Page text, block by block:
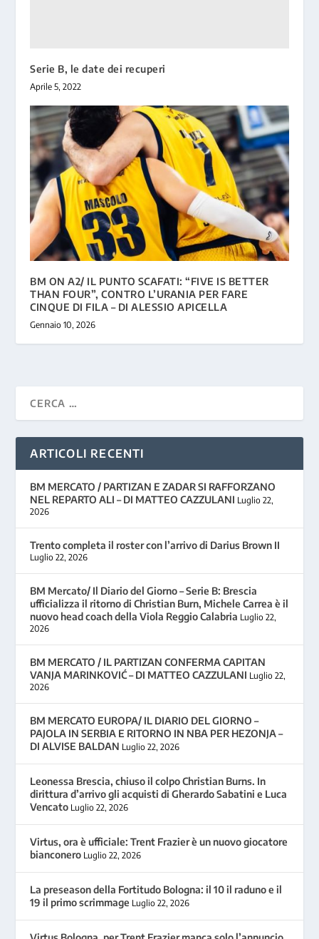
Serie B, le date dei recuperi
Aprile 5, 2022
BM ON A2/ IL PUNTO SCAFATI: “FIVE IS BETTER
THAN FOUR”, CONTRO L’URANIA PER FARE
CINQUE DI FILA – DI ALESSIO APICELLA
Gennaio 10, 2026
ARTICOLI RECENTI
BM MERCATO / PARTIZAN E ZADAR SI RAFFORZANO
NEL REPARTO ALI – DI MATTEO CAZZULANI Luglio 22,
2026
Trento completa il roster con l’arrivo di Darius Brown II
Luglio 22, 2026
BM Mercato/ Il Diario del Giorno – Serie B: Brescia
ufficializza il ritorno di Christian Burn, Michele Carrea è il
nuovo head coach della Viola Reggio Calabria Luglio 22,
2026
BM MERCATO / IL PARTIZAN CONFERMA CAPITAN
VANJA MARINKOVIĆ – DI MATTEO CAZZULANI Luglio 22,
2026
BM MERCATO EUROPA/ IL DIARIO DEL GIORNO –
PAJOLA IN SERBIA E RITORNO IN NBA PER HEZONJA –
DI ALVISE BALDAN Luglio 22, 2026
Leonessa Brescia, chiuso il colpo Christian Burns. In
dirittura d’arrivo gli acquisti di Gherardo Sabatini e Luca
Vencato Luglio 22, 2026
Virtus, ora è ufficiale: Trent Frazier è un nuovo giocatore
bianconero Luglio 22, 2026
La preseason della Fortitudo Bologna: il 10 il raduno e il
19 il primo scrimmage Luglio 22, 2026